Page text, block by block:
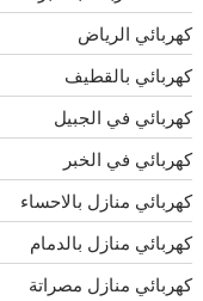
كهربائي الرياض
كهربائي بالقطيف
كهربائي في الجبيل
كهربائي في الخبر
كهربائي منازل بالاحساء
كهربائي منازل بالدمام
كهربائي منازل مصراتة